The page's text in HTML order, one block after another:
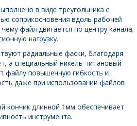
в виде треугольника с
соприкосновения вдоль рабочей
файл двигается по центру канала,
нагрузку.
радиальные фаски, благодаря
а специальный никель-титановый
файлу повышенную гибкость и
даже при использовании файлов
кончик длинной 1мм обеспечивает
инструмента.